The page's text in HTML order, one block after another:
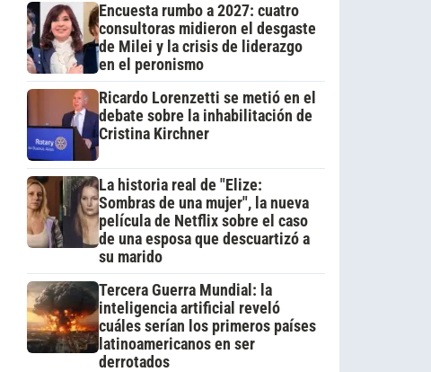
Encuesta rumbo a 2027: cuatro
consultoras midieron el desgaste
de Milei y la crisis de liderazgo
en el peronismo
Ricardo Lorenzetti se metió en el
debate sobre la inhabilitación de
Cristina Kirchner
La historia real de "Elize:
Sombras de una mujer", la nueva
película de Netflix sobre el caso
de una esposa que descuartizó a
su marido
Tercera Guerra Mundial: la
inteligencia artificial reveló
cuáles serían los primeros países
latinoamericanos en ser
derrotados